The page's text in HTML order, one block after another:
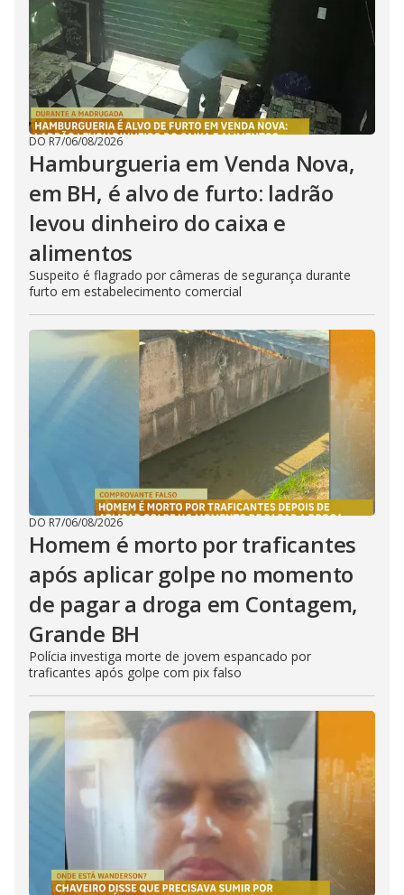
DO R7/06/08/2026
Hamburgueria em Venda Nova,
em BH, é alvo de furto: ladrão
levou dinheiro do caixa e
alimentos
Suspeito é flagrado por câmeras de segurança durante
furto em estabelecimento comercial
DO R7/06/08/2026
Homem é morto por traficantes
após aplicar golpe no momento
de pagar a droga em Contagem,
Grande BH
Polícia investiga morte de jovem espancado por
traficantes após golpe com pix falso